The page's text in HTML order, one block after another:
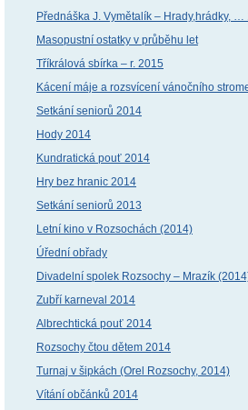
Přednáška J. Vymětalík – Hrady,hrádky, …
Masopustní ostatky v průběhu let
Tříkrálová sbírka – r. 2015
Kácení máje a rozsvícení vánočního
Setkání seniorů 2014
Hody 2014
Kundratická pouť 2014
Hry bez hranic 2014
Setkání seniorů 2013
Letní kino v Rozsochách (2014)
Úřední obřady
Divadelní spolek Rozsochy – Mrazík
Zubří karneval 2014
Albrechtická pouť 2014
Rozsochy čtou dětem 2014
Turnaj v šipkách (Orel Rozsochy, 2014)
Vítání občánků 2014